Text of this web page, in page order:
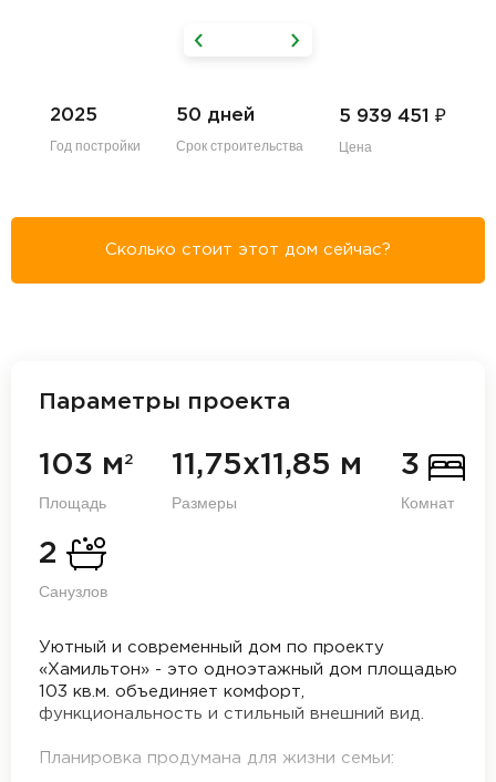
2025
Год постройки
50 дней
Срок строительства
5 939 451₽
Цена
Сколько стоит этот дом сейчас?
Параметры проекта
103 м 2
Площадь
11,75х11,85 м
Размеры
3
Комнат
2
Санузлов
Уютный и современный дом по проекту
«Хамильтон» - это одноэтажный дом площадью
103 кв.м. объединяет комфорт,
функциональность и стильный внешний вид.
Планировка продумана для жизни семьи: